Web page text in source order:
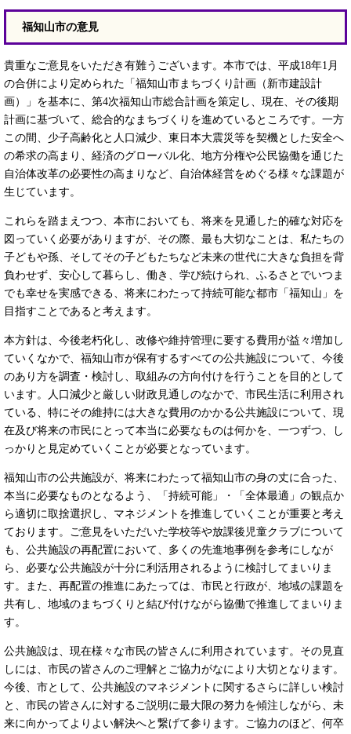
福知山市の意見
貴重なご意見をいただき有難うございます。本市では、平成18年1月
の合併により定められた「福知山市まちづくり計画（新市建設計
画）」を基本に、第4次福知山市総合計画を策定し、現在、その後期
計画に基づいて、総合的なまちづくりを進めているところです。一方
この間、少子高齢化と人口減少、東日本大震災等を契機とした安全へ
の希求の高まり、経済のグローバル化、地方分権や公民協働を通じた
自治体改革の必要性の高まりなど、自治体経営をめぐる様々な課題が
生じています。
これらを踏まえつつ、本市においても、将来を見通した的確な対応を
図っていく必要がありますが、その際、最も大切なことは、私たちの
子どもや孫、そしてその子どもたちなど未来の世代に大きな負担を背
負わせず、安心して暮らし、働き、学び続けられ、ふるさとでいつま
でも幸せを実感できる、将来にわたって持続可能な都市「福知山」を
目指すことであると考えます。
本方針は、今後老朽化し、改修や維持管理に要する費用が益々増加し
ていくなかで、福知山市が保有するすべての公共施設について、今後
のあり方を調査・検討し、取組みの方向付けを行うことを目的として
います。人口減少と厳しい財政見通しのなかで、市民生活に利用され
ている、特にその維持には大きな費用のかかる公共施設について、現
在及び将来の市民にとって本当に必要なものは何かを、一つずつ、し
っかりと見定めていくことが必要となっています。
福知山市の公共施設が、将来にわたって福知山市の身の丈に合った、
本当に必要なものとなるよう、「持続可能」・「全体最適」の観点か
ら適切に取捨選択し、マネジメントを推進していくことが重要と考え
ております。ご意見をいただいた学校等や放課後児童クラブについて
も、公共施設の再配置において、多くの先進地事例を参考にしなが
ら、必要な公共施設が十分に利活用されるように検討してまいりま
す。また、再配置の推進にあたっては、市民と行政が、地域の課題を
共有し、地域のまちづくりと結び付けながら協働で推進してまいりま
す。
公共施設は、現在様々な市民の皆さんに利用されています。その見直
しには、市民の皆さんのご理解とご協力がなにより大切となります。
今後、市として、公共施設のマネジメントに関するさらに詳しい検討
と、市民の皆さんに対するご説明に最大限の努力を傾注しながら、未
来に向かってよりよい解決へと繋げて参ります。ご協力のほど、何卒